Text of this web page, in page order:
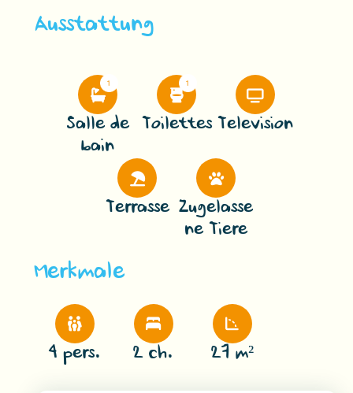
Ausstattung
1
Salle de
bain
1
Toilettes Television
Terrasse Zugelasse
ne Tiere
Merkmale
4 pers. 2 ch. 27 m²